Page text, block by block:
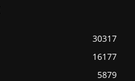
30317
16177
5879